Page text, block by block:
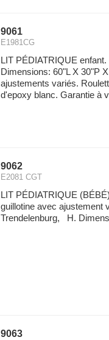
9061
E1981CG
LIT PÉDIATRIQUE
Dimensions: 60"L X 30"P
ajustements variés.
d'epoxy blanc. Garantie à
9062
E2081 CGT
LIT PÉDIATRIQUE
guillotine avec ajustement
Trendelenburg, H.
9063